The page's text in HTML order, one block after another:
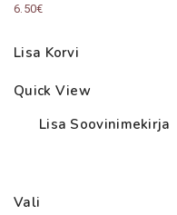
6.50€
Lisa Korvi
Quick View
Lisa Soovinimekirja
Vali